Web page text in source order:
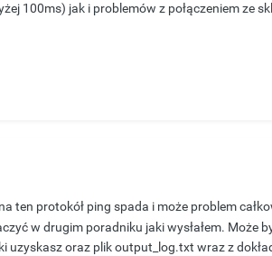
100ms) jak i problemów z połączeniem ze
ten protokół ping spada i może problem
w drugim poradniku jaki wysłałem.
uzyskasz oraz plik output_log.txt wraz z